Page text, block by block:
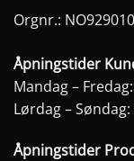
Orgnr.:
Åpningstider
Mandag –
Lørdag –
Åpningstider